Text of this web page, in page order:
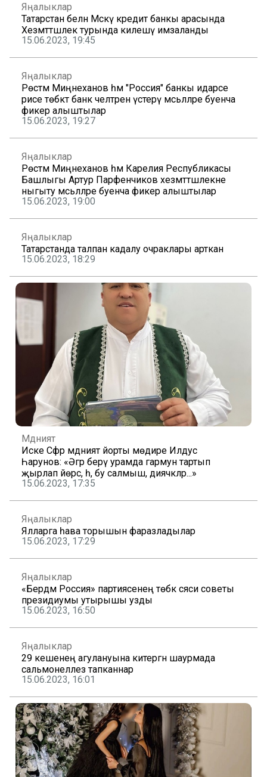
Яңалыклар
Татарстан белән Мәскәү кредит банкы арасында
Хезмәттәшлек турында килешү имзаланды
15.06.2023, 19:45
Яңалыклар
Рөстәм Миңнеханов һәм "Россия" банкы идарәсе
рәисе төбәктә банк челтәрен үстерү мәсьәләләре буенча
фикер алыштылар
15.06.2023, 19:27
Яңалыклар
Рөстәм Миңнеханов һәм Карелия Республикасы
Башлыгы Артур Парфенчиков хезмәттәшлекне
ныгыту мәсьәләләре буенча фикер алыштылар
15.06.2023, 19:00
Яңалыклар
Татарстанда талпан кадалу очраклары арткан
15.06.2023, 18:29
Мәдәният
Иске Сәфәр мәдәният йорты мөдире Илдус
Һарунов: «Әгәр берәү урамда гармун тартып
җырлап йөрсә, әһә, бу салмыш, диячәкләр...»
15.06.2023, 17:35
Яңалыклар
Ялларга һава торышын фаразладылар
15.06.2023, 17:29
Яңалыклар
«Бердәм Россия» партиясенең төбәк сәяси советы
президиумы утырышы узды
15.06.2023, 16:50
Яңалыклар
29 кешенең агулануына китергән шаурмада
сальмонеллез тапканнар
15.06.2023, 16:01